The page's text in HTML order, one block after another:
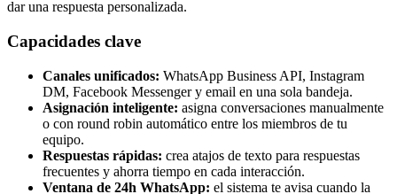
dar una respuesta personalizada.
Capacidades clave
Canales unificados: WhatsApp Business API, Instagram
DM, Facebook Messenger y email en una sola bandeja.
Asignación inteligente: asigna conversaciones manualmente
o con round robin automático entre los miembros de tu
equipo.
Respuestas rápidas: crea atajos de texto para respuestas
frecuentes y ahorra tiempo en cada interacción.
Ventana de 24h WhatsApp: el sistema te avisa cuando la